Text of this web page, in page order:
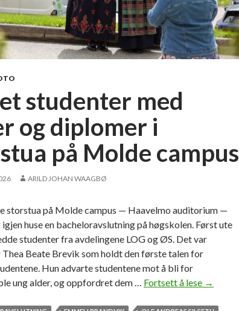
studenter med
og diplomer i
på Molde campus
ARILD JOHAN WAAGBØ
storstua på Molde campus — Haavelmo auditorium —
huse en bacheloravslutning på høgskolen. Først ute
studenter fra avdelingene LOG og ØS. Det var
Beate Brevik som holdt den første talen for
Hun advarte studentene mot å bli for
ung alder, og oppfordret dem … Fortsett å lese F
→